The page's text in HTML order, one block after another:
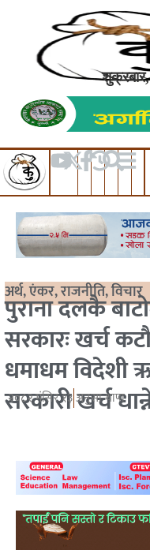
अर्थ,एंकर,राजनीति,विचार
पुराना दलकै
सरकारः खर्च
धमाधम विदेशी
सरकारी खर्च
२०८२ मंसिर १३अनुसा थापा